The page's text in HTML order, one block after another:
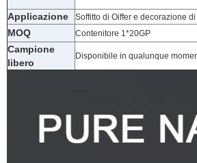
Applicazione Soffitto di Oiffer e decorazione di
MOQ Contenitore 1*20GP
Campione
libero
Disponibile in qualunque